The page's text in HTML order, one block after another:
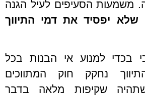
משמעות הסעיפים לעיל הגנה
שלא יפסיד את דמי התיווך
בכדי למנוע אי הבנות בכל
נחקק חוק המתווכים
שקיפות מלאה בדבר